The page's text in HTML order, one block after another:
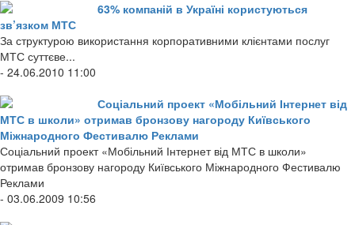
63% компаній в Україні користуються
зв’язком МТС
За структурою використання корпоративними клієнтами послуг
МТС суттєве...
- 24.06.2010 11:00
Соціальний проект «Мобільний Інтернет від
МТС в школи» отримав бронзову нагороду Київського
Міжнародного Фестивалю Реклами
Соціальний проект «Мобільний Інтернет від МТС в школи»
отримав бронзову нагороду Київського Міжнародного Фестивалю
Реклами
- 03.06.2009 10:56